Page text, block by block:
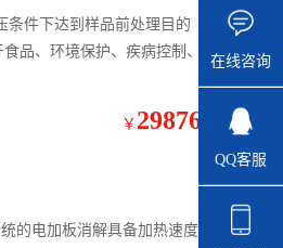
品、环境保护、疾病控制、
￥ 29876
在线咨询
QQ客服